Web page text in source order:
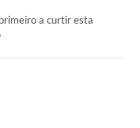
a curtir esta